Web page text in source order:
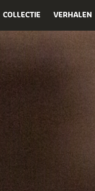
COLLECTIE VERHALEN